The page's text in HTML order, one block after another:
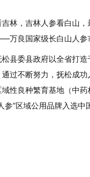
林，吉林人参看白山
万良国家级长白山人参
县委县政府以全省打
过不断努力，抚松成
性良种繁育基地（中
参”区域公用品牌入选